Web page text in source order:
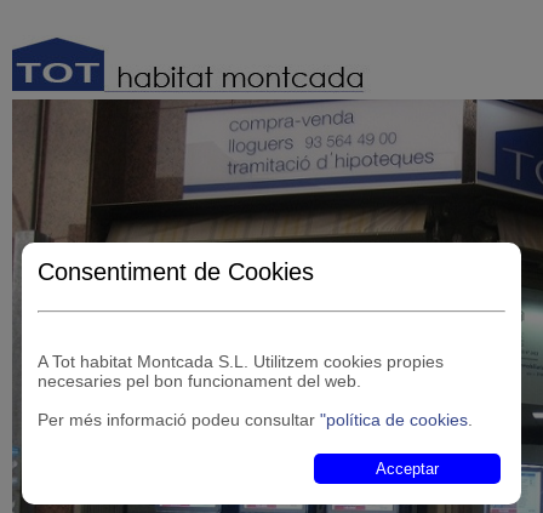
Consentiment de Cookies
A Tot habitat Montcada S.L. Utilitzem cookies propies
necesaries pel bon funcionament del web.
Per més informació podeu consultar"política de cookies
Acceptar